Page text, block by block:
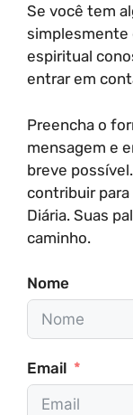
Se você tem
simplesmente
espiritual
entrar em
Preencha o
mensagem e
breve
contribuir para
Diária. Suas
caminho.
Nome
Email